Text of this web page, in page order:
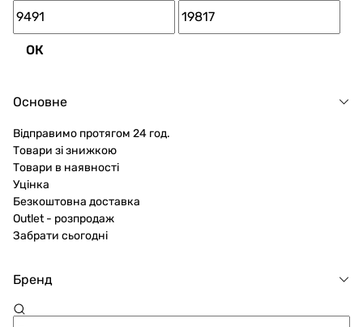
ОК
Основне
Відправимо протягом 24 год.
Товари зі знижкою
Товари в наявності
Уцінка
Безкоштовна доставка
Outlet - розпродаж
Забрати сьогодні
Бренд